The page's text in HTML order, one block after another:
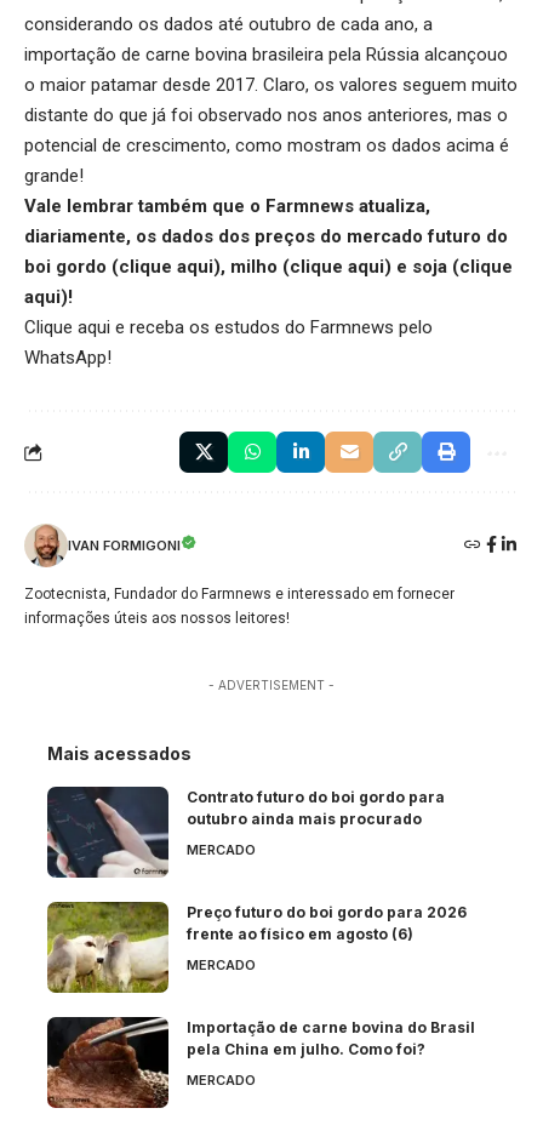
considerando os dados até outubro de cada ano, a
importação de carne bovina brasileira pela Rússia alcançouo
o maior patamar desde 2017. Claro, os valores seguem muito
distante do que já foi observado nos anos anteriores, mas o
potencial de crescimento, como mostram os dados acima é
grande!
Vale lembrar também que o Farmnews atualiza,
diariamente, os dados dos preços do mercado futuro do
boi gordo (clique aqui), milho (clique aqui) e soja (clique
aqui)!
Clique aqui e receba os estudos do Farmnews pelo
WhatsApp!
IVAN FORMIGONI
Zootecnista, Fundador do Farmnews e interessado em fornecer
informações úteis aos nossos leitores!
- ADVERTISEMENT -
Mais acessados
Contrato futuro do boi gordo para
outubro ainda mais procurado
MERCADO
Preço futuro do boi gordo para 2026
frente ao físico em agosto (6)
MERCADO
Importação de carne bovina do Brasil
pela China em julho. Como foi?
MERCADO